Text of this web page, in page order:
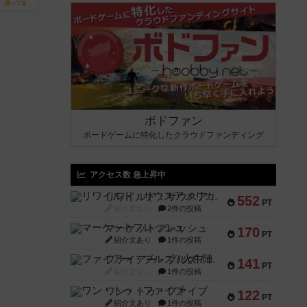
持ってる
ボドファン
ボードゲームに特化したクラウドファンディング
アクセス数 急上昇中
552 PT
リワイルド：サウスアメリカ
2件の投稿
170 PT
マーケットフレッシュ
紹介文あり 1件の投稿
141 PT
ファイアー・ブルズ / 火牛陣
1件の投稿
122 PT
ワン・トゥ・ファイブ
紹介文あり 1件の投稿